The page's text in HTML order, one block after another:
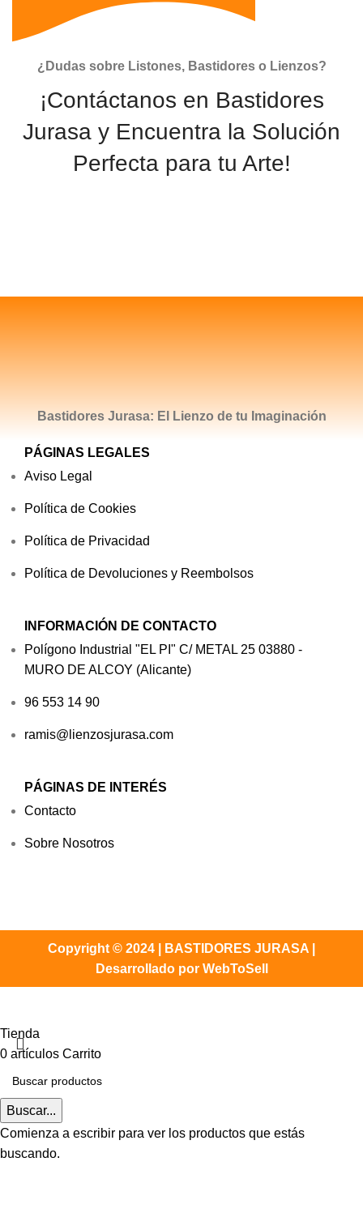
¿Dudas sobre Listones, Bastidores o Lienzos?
¡Contáctanos en Bastidores
Jurasa y Encuentra la Solución
Perfecta para tu Arte!
Bastidores Jurasa: El Lienzo de tu Imaginación
PÁGINAS LEGALES
Aviso Legal
Política de Cookies
Política de Privacidad
Política de Devoluciones y Reembolsos
INFORMACIÓN DE CONTACTO
Polígono Industrial "EL PI" C/ METAL 25 03880 -
MURO DE ALCOY (Alicante)
96 553 14 90
ramis@lienzosjurasa.com
PÁGINAS DE INTERÉS
Contacto
Sobre Nosotros
Copyright © 2024 | BASTIDORES JURASA |
Desarrollado por WebToSell
Buscar...
Comienza a escribir para ver los productos que estás
buscando.
Tienda
0 artículos Carrito